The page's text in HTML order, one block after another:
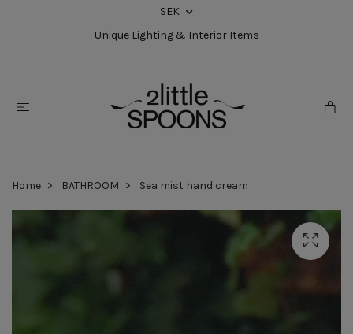
SEK
Unique Lighting & Interior Items
Home BATHROOM Sea mist hand cream